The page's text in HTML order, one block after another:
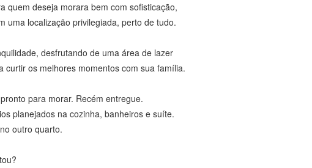
quem deseja morara bem com sofisticação,
uma localização privilegiada, perto de tudo.
desfrutando de uma área de lazer
curtir os melhores momentos com sua família.
para morar. Recém entregue.
planejados na cozinha, banheiros e suíte.
outro quarto.